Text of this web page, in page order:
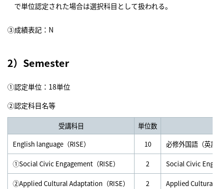
で単位認定された場合は選択科目として扱われる。
③成績表記：N
2）Semester
①認定単位：18単位
②認定科目名等
受講科目
単位数
English language（RISE）
10 必修外国語（英
①Social Civic Engagement（RISE） 2 Social Civic
②Applied Cultural Adaptation（RISE） 2 Applied Cultural